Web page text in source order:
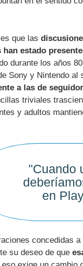
que las
han estado
durante los años
Sony y Nintendo al
a las de
triviales
y adultos
"Cuando
en
concedidas a
su deseo de que